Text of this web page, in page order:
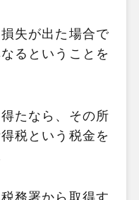
失が出た場合で
るということを
たなら、その所
税という税金を
務署から取得す